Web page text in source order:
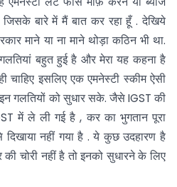
जिसके बारे में मैं बात कर रहा हूँ . देखिये
माने या ना माने थोड़ा कठिन भी था.
बहुत हुई है और मेरा यह कहना है
चाहिए इसलिए एक एमनेस्टी स्कीम ऐसी
गलतियों को सुधार सके. जैसे IGST की
में ले ली गई है , कर का भुगतान पूरा
नहीं गया है . ये कुछ उदहारण है
चोरी नहीं है तो इनको सुधारने के लिए